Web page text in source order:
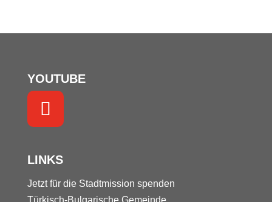
YOUTUBE
LINKS
Jetzt für die Stadtmission spenden